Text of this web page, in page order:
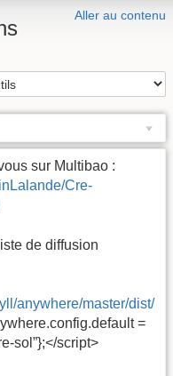
Aller au contenu
sur Multibao :
Cre-
de diffusion
anywhere/master/dist/
=
sol”};</script>